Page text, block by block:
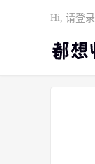
Hi, 请登录